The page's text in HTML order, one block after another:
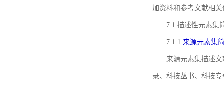
加资料和参考文献相
7.1 描述性元素集
7.1.1 来源元素集
来源元素集描述
录、科技丛书、科技